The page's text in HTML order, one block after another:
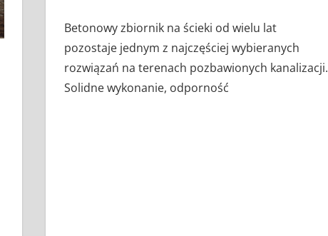
Betonowy zbiornik na ścieki od wielu lat
pozostaje jednym z najczęściej wybieranych
rozwiązań na terenach pozbawionych kanalizacji.
Solidne wykonanie, odporność